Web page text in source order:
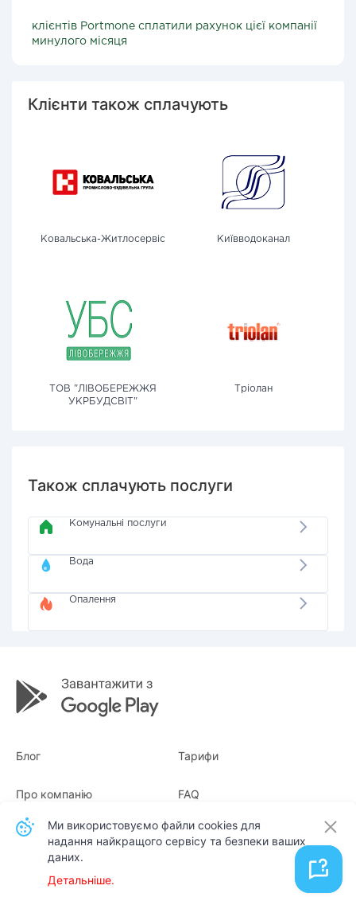
клієнтів Portmone сплатили рахунок цієї компанії
минулого місяця
Клієнти також сплачують
Ковальська-Житлосервіс Київводоканал
ТОВ "ЛІВОБЕРЕЖЖЯ
УКРБУДСВІТ"
Тріолан
Також сплачують послуги
Комунальні послуги
Вода
Опалення
Блог Тарифи
Про компанію
Квитанції
FAQ
Для бізнесу
Ми використовуємо файли cookies для
надання найкращого сервісу та безпеки ваших
даних.
Детальніше.